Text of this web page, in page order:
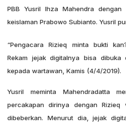
PBB Yusril Ihza Mahendra
keislaman Prabowo Subianto. Yusril
“Pengacara Rizieq minta bukti
Rekam jejak digitalnya bisa dibuka
kepada wartawan, Kamis (4/4/2019).
Yusril meminta Mahendradatta
percakapan dirinya dengan
dibeberkan. Menurut dia, jejak